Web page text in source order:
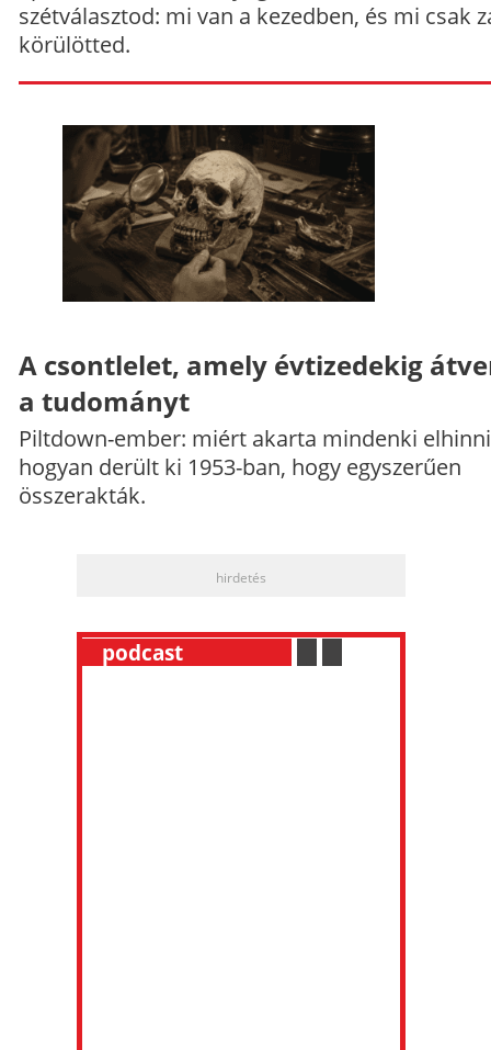
szétválasztod: mi van a kezedben, és mi csak
körülötted.
A csontlelet, amely évtizedekig
a tudományt
Piltdown-ember: miért akarta mindenki
hogyan derült ki 1953-ban, hogy egyszerűen
összerakták.
hirdetés
podcast